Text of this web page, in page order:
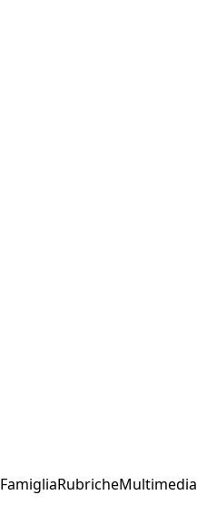
FamigliaRubricheMultimedia